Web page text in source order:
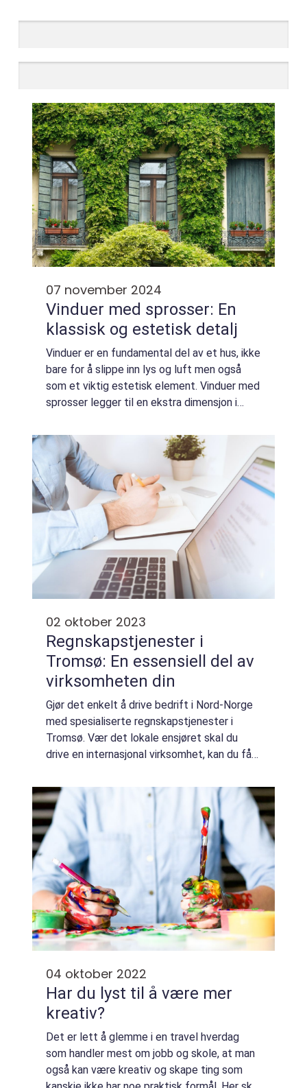
07 november 2024
Vinduer med sprosser: En
klassisk og estetisk detalj
Vinduer er en fundamental del av et hus, ikke
bare for å slippe inn lys og luft men også
som et viktig estetisk element. Vinduer med
sprosser legger til en ekstra dimensjon i
tidløs skj&osl...
02 oktober 2023
Regnskapstjenester i
Tromsø: En essensiell del av
virksomheten din
Gjør det enkelt å drive bedrift i Nord-Norge
med spesialiserte regnskapstjenester i
Tromsø. Vær det lokale ensjøret skal du
drive en internasjonal virksomhet, kan du få
eksperter som forstår de unike...
04 oktober 2022
Har du lyst til å være mer
kreativ?
Det er lett å glemme i en travel hverdag
som handler mest om jobb og skole, at man
også kan være kreativ og skape ting som